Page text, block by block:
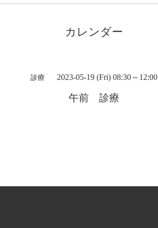
カレンダー
診療 2023-05-19 (Fri) 08:30～12:00
午前 診療